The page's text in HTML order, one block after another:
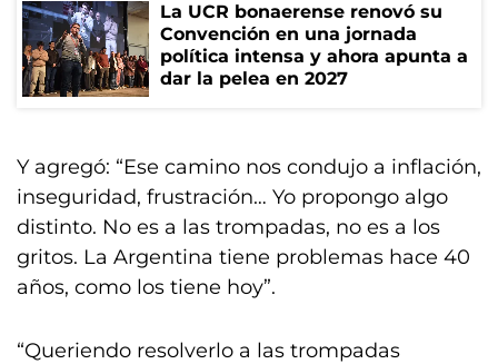
La UCR bonaerense renovó su
Convención en una jornada
política intensa y ahora apunta a
dar la pelea en 2027
Y agregó: “Ese camino nos condujo a inflación,
inseguridad, frustración… Yo propongo algo
distinto. No es a las trompadas, no es a los
gritos. La Argentina tiene problemas hace 40
años, como los tiene hoy”.
“Queriendo resolverlo a las trompadas